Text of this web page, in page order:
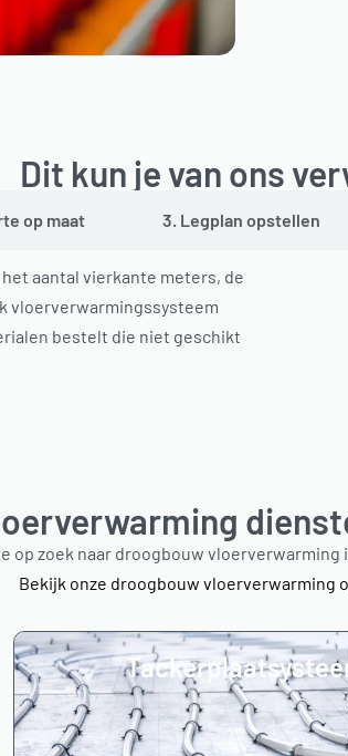
Dit kun je van ons
op maat 3. Legplan opstellen
aantal vierkante meters, de
vloerverwarmingssysteem
bestelt die niet geschikt
zoek naar droogbouw
Bekijk onze droogbouw vloerverwarming